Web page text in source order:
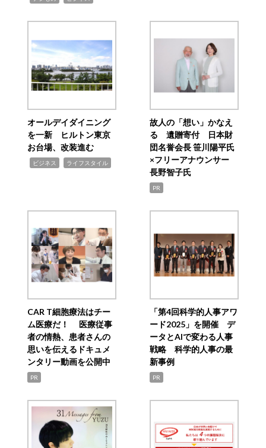
オールデイダイニング
を一新 ヒルトン東京
お台場、改装進む
ビジネス ライフスタイル
故人の「想い」かなえ
る 遺贈寄付 日本財
団名誉会長 笹川陽平氏
×フリーアナウンサー
長野智子氏
PR
CAR T細胞療法はチー
ム医療だ！ 医療従事
者の情熱、患者さんの
思いを伝えるドキュメ
ンタリー動画を公開中
PR
「第4回科学的人事アワ
ード2025」を開催 デ
ータとAIで変わる人事
戦略 科学的人事の最
新事例
PR